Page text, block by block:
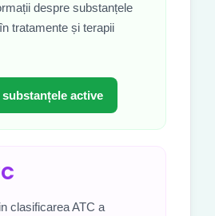
despre substanțele
tratamente și terapii
active
clasificarea ATC a